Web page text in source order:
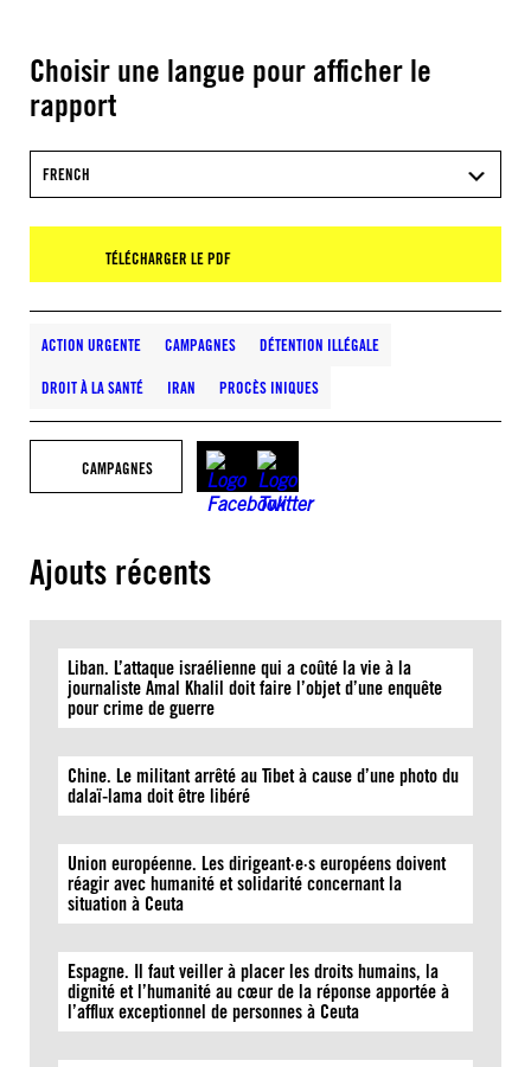
Choisir une langue pour afficher le
rapport
FRENCH
TÉLÉCHARGER LE PDF
ACTION URGENTE CAMPAGNES DÉTENTION ILLÉGALE
DROIT À LA SANTÉ IRAN PROCÈS INIQUES
CAMPAGNES
Ajouts récents
Liban. L’attaque israélienne qui a coûté la vie à la
journaliste Amal Khalil doit faire l’objet d’une enquête
pour crime de guerre
Chine. Le militant arrêté au Tibet à cause d’une photo du
dalaï-lama doit être libéré
Union européenne. Les dirigeant·e·s européens doivent
réagir avec humanité et solidarité concernant la
situation à Ceuta
Espagne. Il faut veiller à placer les droits humains, la
dignité et l’humanité au cœur de la réponse apportée à
l’afflux exceptionnel de personnes à Ceuta